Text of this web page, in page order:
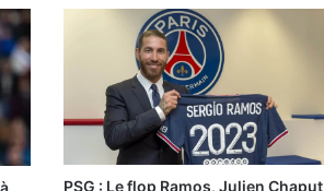
PSG : Le flop Ramos, Julien Chaput